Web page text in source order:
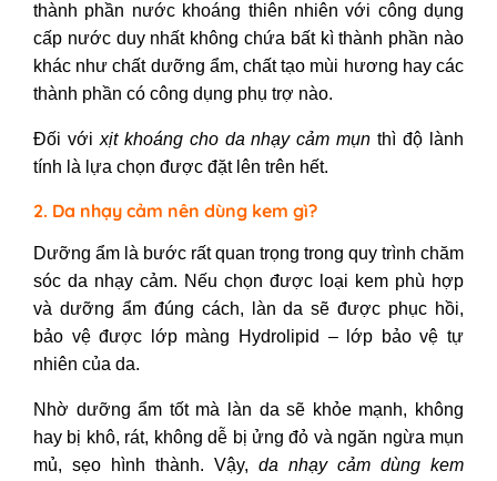
thành phần nước khoáng thiên nhiên với công dụng
cấp nước duy nhất không chứa bất kì thành phần nào
khác như chất dưỡng ẩm, chất tạo mùi hương hay các
thành phần có công dụng phụ trợ nào.
Đối với xịt khoáng cho da nhạy cảm mụn thì độ lành
tính là lựa chọn được đặt lên trên hết.
2. Da nhạy cảm nên dùng kem gì?
Dưỡng ẩm là bước rất quan trọng trong quy trình chăm
sóc da nhạy cảm. Nếu chọn được loại kem phù hợp
và dưỡng ẩm đúng cách, làn da sẽ được phục hồi,
bảo vệ được lớp màng Hydrolipid – lớp bảo vệ tự
nhiên của da.
Nhờ dưỡng ẩm tốt mà làn da sẽ khỏe mạnh, không
hay bị khô, rát, không dễ bị ửng đỏ và ngăn ngừa mụn
mủ, sẹo hình thành. Vậy, da nhạy cảm dùng kem